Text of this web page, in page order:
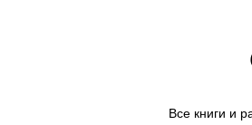
Все книги и